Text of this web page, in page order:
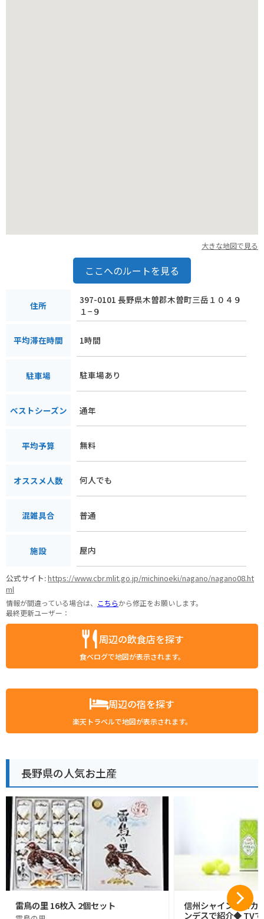
大きな地図で見る
ここへのルートを見る
住所
397-0101 長野県木曽郡木曽町三岳１０４９
１−９
平均滞在時間 1時間
駐車場 駐車場あり
ベストシーズン 通年
平均予算 無料
オススメ人数 何人でも
混雑具合 普通
施設 屋内
公式サイト:https://www.cbr.mlit.go.jp/michinoeki/nagano/nagano08.ht
ml
情報が間違っている場合は、 こちらから修正をお願いします。
最終更新ユーザー：
周辺の飲食店を探す
食べログで地図が表示されます。
周辺の宿を探す
楽天トラベルで地図が表示されます。
長野県の人気お土産
雷鳥の里 16枚入 2個セット
信州シャインマスカ
ンデスで紹介◆ TV